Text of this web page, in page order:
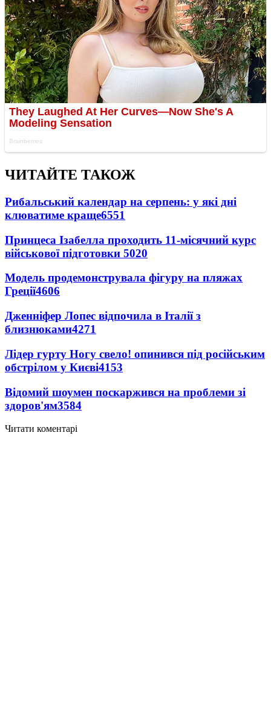
ЧИТАЙТЕ ТАКОЖ
Рибальський календар на серпень: у які дні
клюватиме краще6551
Принцеса Ізабелла проходить 11-місячний курс
військової підготовки 5020
Модель продемонструвала фігуру на пляжах
Греції4606
Дженніфер Лопес відпочила в Італії з
близнюками4271
Лідер гурту Ногу свело! опинився під російським
обстрілом у Києві4153
Відомий шоумен поскаржився на проблеми зі
здоров'ям3584
Читати коментарі